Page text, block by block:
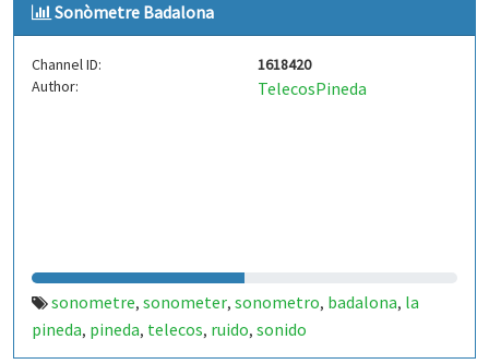
Sonòmetre Badalona
Channel ID:
1618420
Author:
TelecosPineda
sonometre, sonometer, sonometro, badalona, la
pineda, pineda, telecos, ruido, sonido